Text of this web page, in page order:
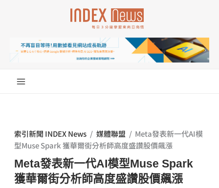
索引新聞 INDEX News / 媒體聯盟 / Meta發表新一代AI模
型Muse Spark 獲華爾街分析師高度盛讚股價飆漲
Meta發表新一代AI模型Muse Spark
獲華爾街分析師高度盛讚股價飆漲